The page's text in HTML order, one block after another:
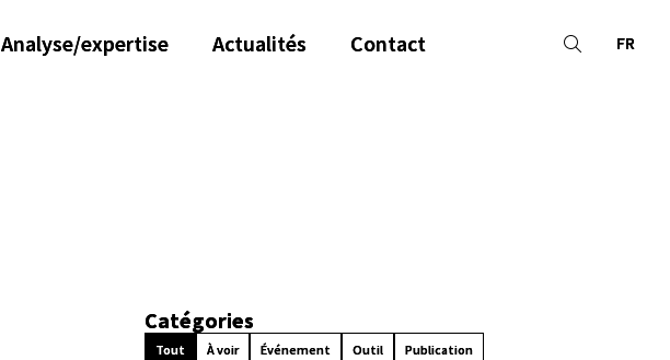
Analyse/expertise Actualités Contact FR
Catégories
Tout À voir Événement Outil Publication